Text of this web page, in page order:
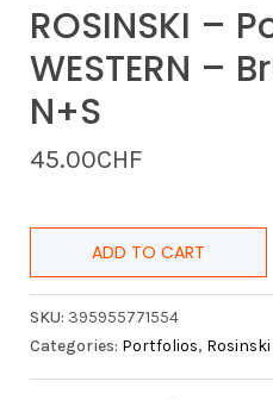
ROSINSKI –
WESTERN –
N+S
45.00CHF
ADD TO CART
SKU: 395955771554
Categories: Portfolios,